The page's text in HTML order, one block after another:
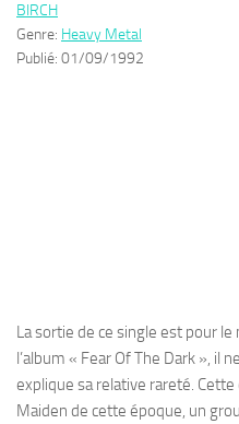
BIRCH
Genre: Heavy Metal
Publié: 01/09/1992
La sortie de ce single est pour
l’album « Fear Of The Dark », il
explique sa relative rareté.
Maiden de cette époque, un